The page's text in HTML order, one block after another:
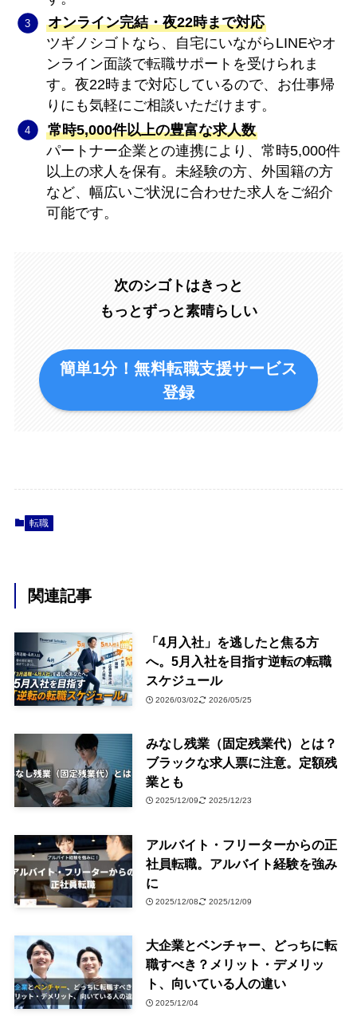
オンライン完結・夜22時まで対応
ツギノシゴトなら、自宅にいながらLINEやオ
ンライン面談で転職サポートを受けられま
す。夜22時まで対応しているので、お仕事帰
りにも気軽にご相談いただけます。
常時5,000件以上の豊富な求人数
パートナー企業との連携により、常時5,000件
以上の求人を保有。未経験の方、外国籍の方
など、幅広いご状況に合わせた求人をご紹介
可能です。
次のシゴトはきっと
もっとずっと素晴らしい
簡単1分！無料転職支援サービス
登録
転職
関連記事
「4月入社」を逃したと焦る方
へ。5月入社を目指す逆転の転職
スケジュール
2026/03/02 2026/05/25
みなし残業（固定残業代）とは？
ブラックな求人票に注意。定額残
業とも
2025/12/09 2025/12/23
アルバイト・フリーターからの正
社員転職。アルバイト経験を強み
に
2025/12/08 2025/12/09
大企業とベンチャー、どっちに転
職すべき？メリット・デメリッ
ト、向いている人の違い
2025/12/04